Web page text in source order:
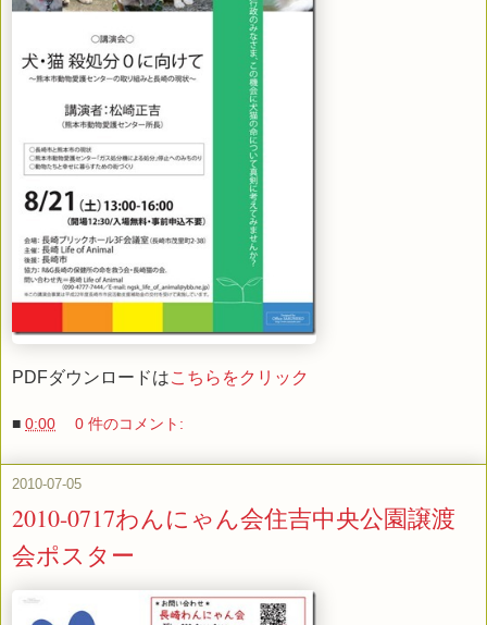
PDFダウンロードはこちらをクリック
■ 0:00 0 件のコメント:
2010-07-05
2010-0717わんにゃん会住吉中央公園譲渡
会ポスター